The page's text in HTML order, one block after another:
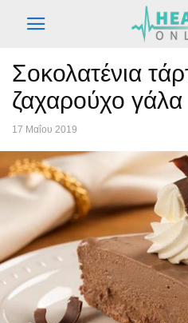
Σοκολατένια
ζαχαρούχο γάλα
17 Μαΐου 2019